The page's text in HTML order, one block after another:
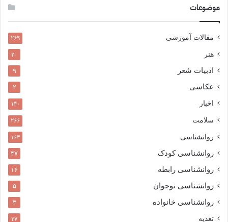
موضوعات
مقالات آموزشی ۲۶۹
هنر ۲۰
ادبیات شعر ۹
عکاسی ۲
اخبار ۱۴۰
سلامت ۲۶۶
روانشناسی ۱۶۳
روانشناسی کودک ۴۷
روانشناسی رابطه ۱۶
روانشناسی نوجوان ۵
روانشناسی خانواده ۳
تغذیه ۲۷